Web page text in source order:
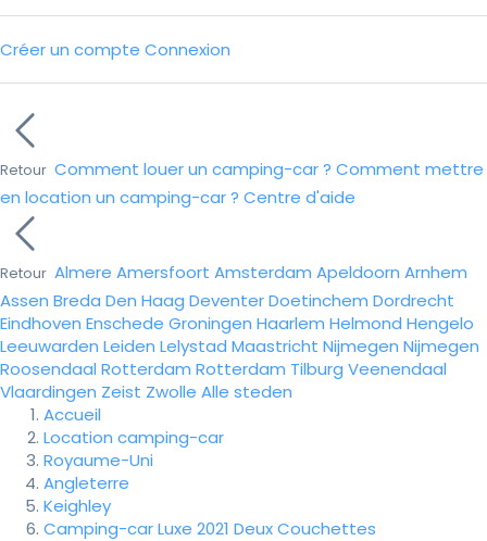
Créer un compte Connexion
Retour Comment louer un camping-car ? Comment mettre
en location un camping-car ? Centre d'aide
Retour Almere Amersfoort Amsterdam Apeldoorn Arnhem
Assen Breda Den Haag DeventerDoetinchem Dordrecht
Eindhoven Enschede Groningen Haarlem Helmond Hengelo
Leeuwarden Leiden Lelystad Maastricht Nijmegen Nijmegen
Roosendaal Rotterdam Rotterdam Tilburg Veenendaal
Vlaardingen Zeist Zwolle Alle steden
Accueil
Location camping-car
Royaume-Uni
Angleterre
Keighley
Camping-car Luxe 2021 Deux Couchettes